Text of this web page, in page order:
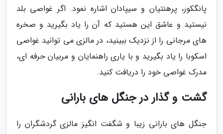
پانگکور، پرهنتیان و سیپادان اشاره نمود. اگر غواصی بلد
نیستید و عاشق این هستید که آن را یاد بگیرید و صخره
های مرجانی را از نزدیک ببینید، در مالزی می توانید غواصی
اسکوبا را یاد بگیرید و با یاری راهنمایان و مربیان حرفه ای،
مدرک غواصی خود را دریافت کنید.
گشت و گذار در جنگل های بارانی
جنگل های بارانی زیبا و شگفت انگیز مالزی گردشگران را